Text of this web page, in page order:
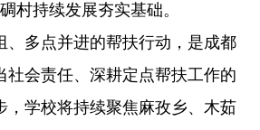
村持续发展夯实基础。
多点并进的帮扶行动，是成都
社会责任、深耕定点帮扶工作的
，学校将持续聚焦麻孜乡、木茹